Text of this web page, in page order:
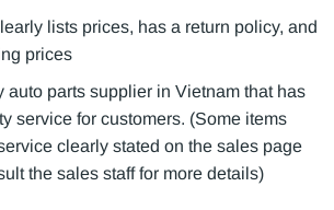
lists prices, has a return policy, and
prices
auto parts supplier in Vietnam that has
service for customers. (Some items
clearly stated on the sales page
the sales staff for more details)